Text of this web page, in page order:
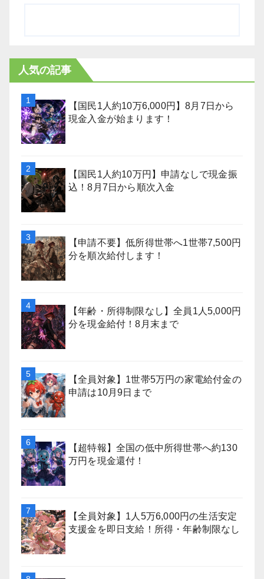
人気の記事
【国民1人約10万6,000円】8月7日から
現金入金が始まります！
【国民1人約10万円】申請なしで現金振
込！8月7日から順次入金
【申請不要】低所得世帯へ1世帯7,500円
分を順次給付します！
【年齢・所得制限なし】全員1人5,000円
分を現金給付！8月末まで
【全員対象】1世帯5万円の家電給付金の
申請は10月9日まで
【超特報】全国の低中所得世帯へ約130
万円を現金還付！
【全員対象】1人5万6,000円の生活安定
支援金を即日支給！所得・年齢制限なし